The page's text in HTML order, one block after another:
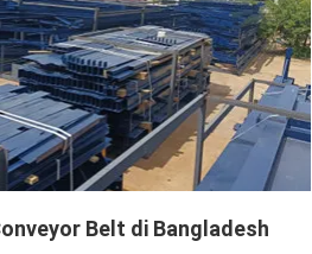
Belt di Bangladesh